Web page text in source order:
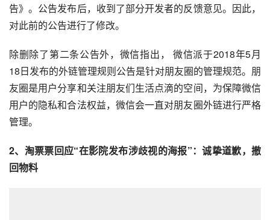
告》。公告发布后，收到了部分开发者的反馈意见。因此，
对此前的公告进行了修改。
除删除了第二条公告外，微信指出， 微信派于2018年5月
18日发布的外链管理规则公告是针对朋友圈的管理规范。朋
友圈是用户分享和关注朋友们生活点滴的空间，为保障微信
用户的隐私和合法权益，微信会一直对朋友圈外链进行严格
管理。
2、 淘票票回应“在影院发布涉歧视的海报”：诚挚道歉，撤
回物料